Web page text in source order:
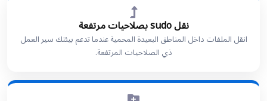
نقل sudo بصلاحيات مرتفعة
انقل الملفات داخل المناطق البعيدة المحمية عندما تدعم بيئتك سير العمل
ذي الصلاحيات المرتفعة.